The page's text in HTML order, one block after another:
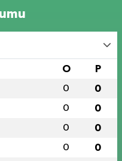
O P
0 0
0 0
0 0
0 0